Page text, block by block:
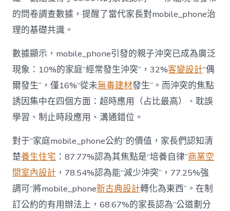
“家
庭
中
的問卷調查數據，提醒了當代家長對mobile_phone治
理的基礎共識。
數據顯示，mobile_phone引發的親子沖突已成為廣泛
現象：10%的家庭“經常發生沖突”，32%客變設計“偶
爾發生”，僅16%“從未無毒建材發生”。而沖突的焦點
誘因集中在四個方面：超時應用（占比最高）、耽誤
學習、制止時段應用、溝通錯位。
對于“家庭mobile_phone公約”的價值，家長們認知清
楚養生住宅 ：87.77%認為其焦點是“培養自律”商業空
間室內設計 ，78.54%認為能“減少沖突”，77.25%強
調可“將mobile_phone新古典設計轉化為東西”。在制
訂公約的有用辦法上，68.67%的家長認為“公道劃分